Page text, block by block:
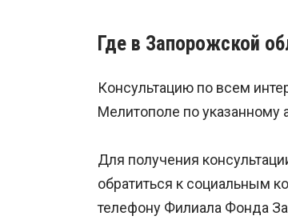
Где в Запорожской
Консультацию по всем
Мелитополе по указанному
Для получения
обратиться к социальным
телефону Филиала Фонда